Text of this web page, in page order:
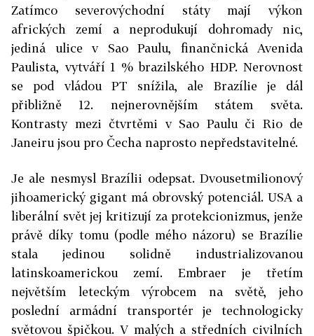
Zatímco severovýchodní státy mají výkon
afrických zemí a neprodukují dohromady nic,
jediná ulice v Sao Paulu, finančnická Avenida
Paulista, vytváří 1 % brazilského HDP. Nerovnost
se pod vládou PT snížila, ale Brazílie je dál
přibližně 12. nejnerovnějším státem světa.
Kontrasty mezi čtvrtěmi v Sao Paulu či Rio de
Janeiru jsou pro Čecha naprosto nepředstavitelné.
Je ale nesmysl Brazílii odepsat. Dvousetmilionový
jihoamerický gigant má obrovský potenciál. USA a
liberální svět jej kritizují za protekcionizmus, jenže
právě díky tomu (podle mého názoru) se Brazílie
stala jedinou solidně industrializovanou
latinskoamerickou zemí. Embraer je třetím
největším leteckým výrobcem na světě, jeho
poslední armádní transportér je technologicky
světovou špičkou. V malých a středních civilních